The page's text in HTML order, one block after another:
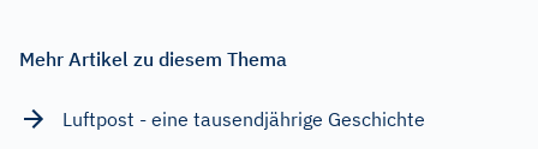
Mehr Artikel zu diesem Thema
Luftpost - eine tausendjährige Geschichte